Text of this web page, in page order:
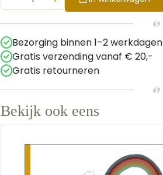
Bezorging binnen 1–2 werkdagen
Gratis verzending vanaf € 20,-
Gratis retourneren
Bekijk ook eens